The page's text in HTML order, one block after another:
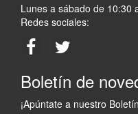
Lunes a sábado de 10:30
Redes sociales:
Boletín de
¡Apúntate a nuestro